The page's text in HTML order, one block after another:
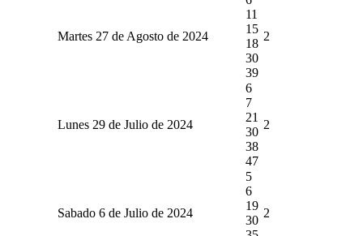
Martes 27 de Agosto de 2024
11
15
18
30
39
2
Lunes 29 de Julio de 2024
6
7
21
30
38
47
2
Sabado 6 de Julio de 2024
5
6
19
30
2